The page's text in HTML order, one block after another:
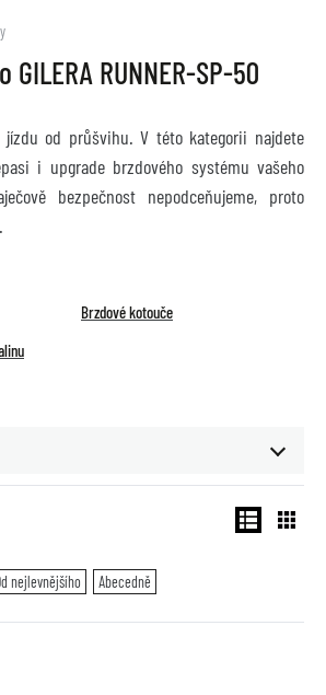
RUNNER-SP-50
jízdu od průšvihu. V této kategorii najdete
i upgrade brzdového systému vašeho
bezpečnost nepodceňujeme, proto
Brzdové kotouče
nejlevnějšího Abecedně